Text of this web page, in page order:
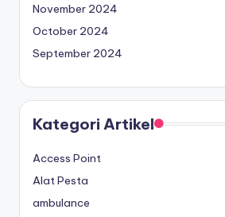
November 2024
October 2024
September 2024
Kategori Artikel
Access Point
Alat Pesta
ambulance